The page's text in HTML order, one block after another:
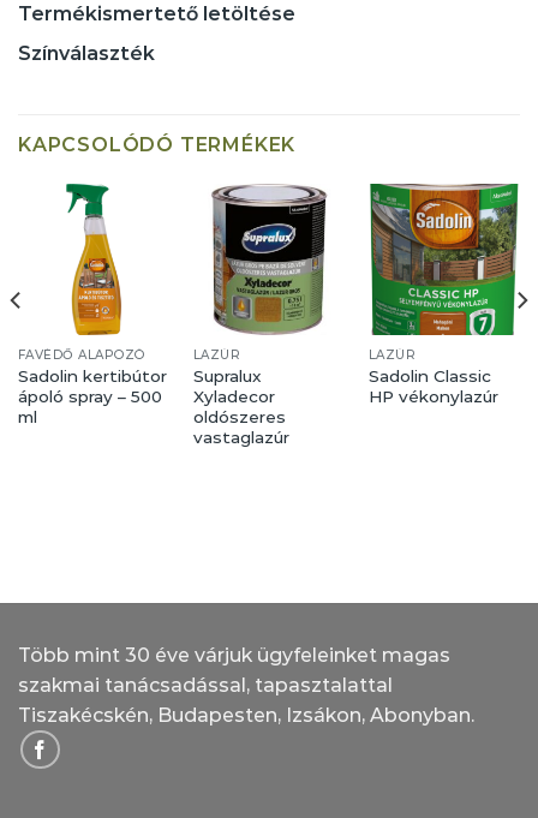
Termékismertető letöltése
Színválaszték
KAPCSOLÓDÓ TERMÉKEK
FAVÉDŐ ALAPOZÓ
Sadolin kertibútor
ápoló spray – 500
ml
LAZÚR
Supralux
Xyladecor
oldószeres
vastaglazúr
LAZÚR
Sadolin Classic
HP vékonylazúr
Több mint 30 éve várjuk ügyfeleinket magas
szakmai tanácsadással, tapasztalattal
Tiszakécskén, Budapesten, Izsákon, Abonyban.